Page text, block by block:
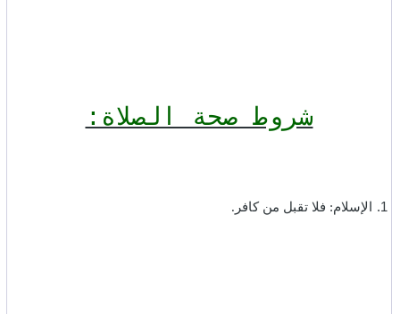
شروط صحة الصلاة:
1. الإسلام: فلا تقبل من كافر.‏